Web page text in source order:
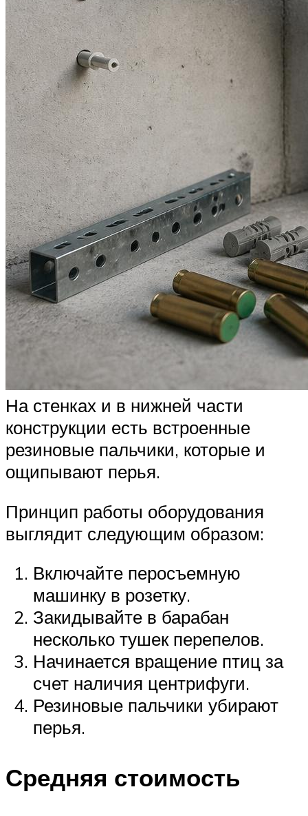
На стенках и в нижней части
конструкции есть встроенные
резиновые пальчики, которые и
ощипывают перья.
Принцип работы оборудования
выглядит следующим образом:
Включайте перосъемную
машинку в розетку.
Закидывайте в барабан
несколько тушек перепелов.
Начинается вращение птиц за
счет наличия центрифуги.
Резиновые пальчики убирают
перья.
Средняя стоимость